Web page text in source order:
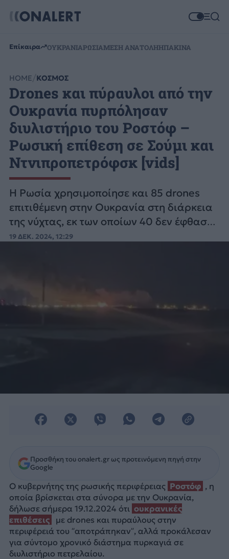
Επίκαιρα ΟΥΚΡΑΝΙΑΡΩΣΙΑΜΕΣΗ ΑΝΑΤΟΛΗΗΠΑΚΙΝΑ
HOME ΚΟΣΜΟΣ
Drones και πύραυλοι από την
Ουκρανία πυρπόλησαν
διυλιστήριο του Ροστόφ –
Ρωσική επίθεση σε Σούμι και
Ντνιπροπετρόφσκ [vids]
Η Ρωσία χρησιμοποίησε και 85 drones
επιτιθέμενη στην Ουκρανία στη διάρκεια
της νύχτας, εκ των οποίων 40 δεν έφθασαν
τους στόχους τους.
19 ΔΕΚ. 2024, 12:29
Προσθήκη του onalert.gr ως προτεινόμενη πηγή στην
Google
Ο κυβερνήτης της ρωσικής περιφέρειας Ροστόφ , η
οποία βρίσκεται στα σύνορα με την Ουκρανία,
δήλωσε σήμερα 19.12.2024 ότι ουκρανικές
επιθέσεις
με drones και πυραύλους στην
περιφέρειά του “αποτράπηκαν”, αλλά προκάλεσαν
για σύντομο χρονικό διάστημα πυρκαγιά σε
διυλιστήριο πετρελαίου.